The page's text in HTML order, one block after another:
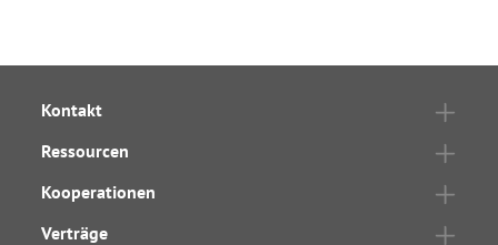
Kontakt
Ressourcen
Kooperationen
Verträge